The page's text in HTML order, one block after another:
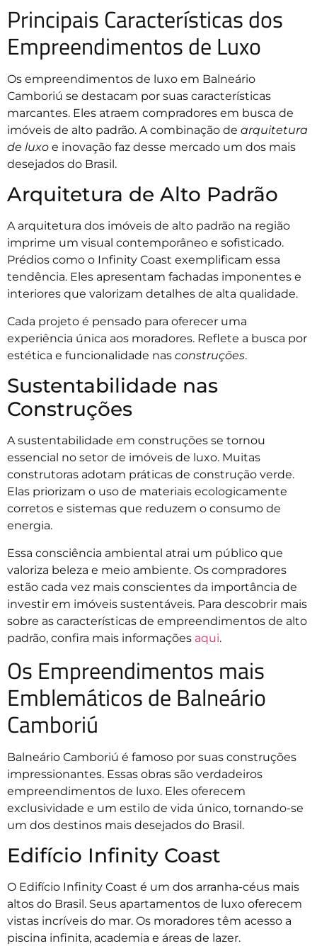
Principais Características dos
Empreendimentos de Luxo
Os empreendimentos de luxo em Balneário
Camboriú se destacam por suas características
marcantes. Eles atraem compradores em busca de
imóveis de alto padrão. A combinação de arquitetura
de luxo e inovação faz desse mercado um dos mais
desejados do Brasil.
Arquitetura de Alto Padrão
A arquitetura dos imóveis de alto padrão na região
imprime um visual contemporâneo e sofisticado.
Prédios como o Infinity Coast exemplificam essa
tendência. Eles apresentam fachadas imponentes e
interiores que valorizam detalhes de alta qualidade.
Cada projeto é pensado para oferecer uma
experiência única aos moradores. Reflete a busca por
estética e funcionalidade nas construções.
Sustentabilidade nas
Construções
A sustentabilidade em construções se tornou
essencial no setor de imóveis de luxo. Muitas
construtoras adotam práticas de construção verde.
Elas priorizam o uso de materiais ecologicamente
corretos e sistemas que reduzem o consumo de
energia.
Essa consciência ambiental atrai um público que
valoriza beleza e meio ambiente. Os compradores
estão cada vez mais conscientes da importância de
investir em imóveis sustentáveis. Para descobrir mais
sobre as características de empreendimentos de alto
padrão, confira mais informações aqui.
Os Empreendimentos mais
Emblemáticos de Balneário
Camboriú
Balneário Camboriú é famoso por suas construções
impressionantes. Essas obras são verdadeiros
empreendimentos de luxo. Eles oferecem
exclusividade e um estilo de vida único, tornando-se
um dos destinos mais desejados do Brasil.
Edifício Infinity Coast
O Edifício Infinity Coast é um dos arranha-céus mais
altos do Brasil. Seus apartamentos de luxo oferecem
vistas incríveis do mar. Os moradores têm acesso a
piscina infinita, academia e áreas de lazer.